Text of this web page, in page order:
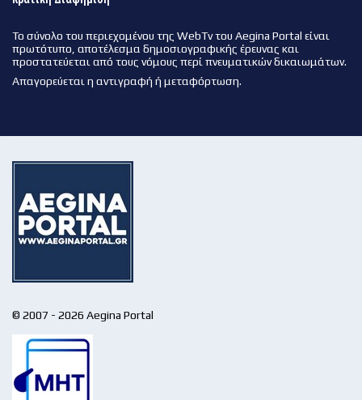
Το σύνολο του περιεχομένου της WebTv του Aegina Portal είναι
πρωτότυπο, αποτέλεσμα δημοσιογραφικής έρευνας και
προστατεύεται από τους νόμους περί πνευματικών δικαιωμάτων.
Απαγορεύεται η αντιγραφή ή μεταφόρτωση.
© 2007 - 2026 Aegina Portal